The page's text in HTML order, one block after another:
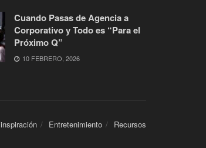
Cuando Pasas de Agencia a
Corporativo y Todo es “Para el
Próximo Q”
10 FEBRERO, 2026
inspiración Entretenimiento Recursos